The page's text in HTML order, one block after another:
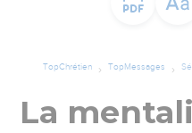
TopChrétien TopMessages
La